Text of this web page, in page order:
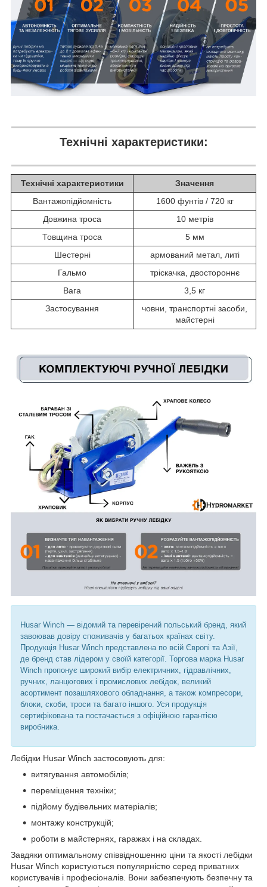
Технічні характеристики:
Технічні характеристики
Значення
Вантажопідйомність
1600 фунтів / 720 кг
Довжина троса
10 метрів
Товщина троса
5 мм
Шестерні
армований метал, литі
Гальмо
тріскачка, двостороннє
Вага
3,5 кг
Застосування
човни, транспортні засоби,
майстерні
Husar Winch — відомий та перевірений польський бренд, який
завоював довіру споживачів у багатьох країнах світу.
Продукція Husar Winch представлена по всій Європі та Азії,
де бренд став лідером у своїй категорії. Торгова марка Husar
Winch пропонує широкий вибір електричних, гідравлічних,
ручних, ланцюгових і промислових лебідок, великий
асортимент позашляхового обладнання, а також компресори,
блоки, скоби, троси та багато іншого. Уся продукція
сертифікована та постачається з офіційною гарантією
виробника.
Лебідки Husar Winch застосовують для:
витягування автомобілів;
переміщення техніки;
підйому будівельних матеріалів;
монтажу конструкцій;
роботи в майстернях, гаражах і на складах.
Завдяки оптимальному співвідношенню ціни та якості лебідки
Husar Winch користуються популярністю серед приватних
користувачів і професіоналів. Вони забезпечують безпечну та